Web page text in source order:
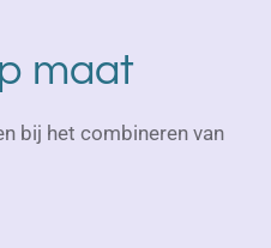
maat
bij het combineren van